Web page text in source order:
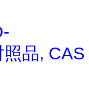
品, CAS